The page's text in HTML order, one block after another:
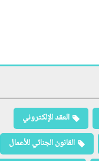
العقد الإلكتروني
القانون الجنائي للأعمال